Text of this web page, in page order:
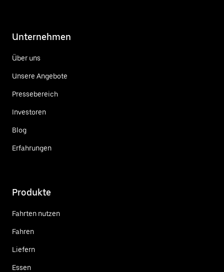
Unternehmen
Über uns
Unsere Angebote
Pressebereich
Investoren
Blog
Erfahrungen
Produkte
Fahrten nutzen
Fahren
Liefern
Essen